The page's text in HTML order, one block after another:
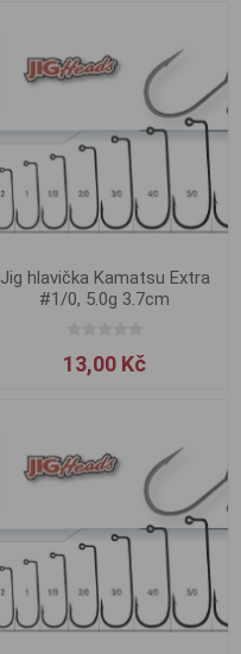
Jig hlavička Kamatsu Extra
#1/0, 5.0g 3.7cm
13,00 Kč